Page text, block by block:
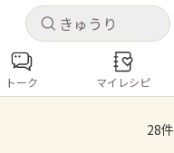
キャ
保存できます
キャ
コンテンツ
トーク マイレシピ
28件